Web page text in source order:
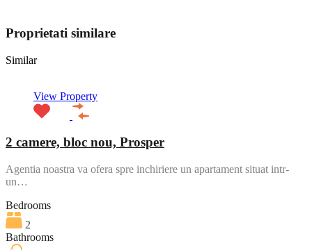
Proprietati similare
Similar
View Property
2 camere, bloc nou, Prosper
Agentia noastra va ofera spre inchiriere un apartament situat intr-
un…
Bedrooms
2
Bathrooms